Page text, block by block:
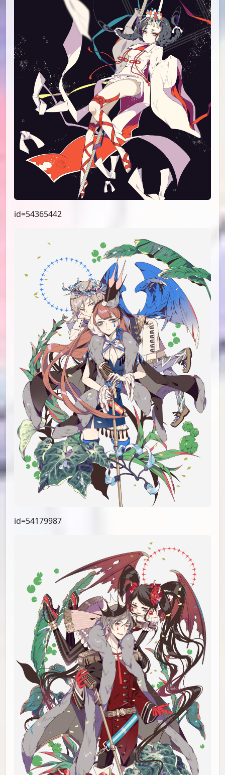
id=54365442
id=54179987